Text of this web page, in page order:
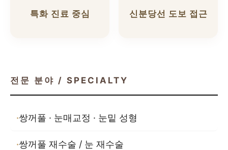
특화 진료 중심 신분당선 도보 접근
전문 분야 / SPECIALTY
쌍꺼풀 · 눈매교정 · 눈밑 성형
쌍꺼풀 재수술 / 눈 재수술